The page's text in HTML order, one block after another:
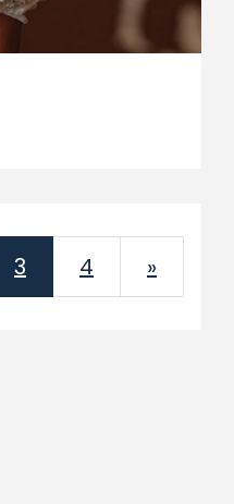
3 4 »Next